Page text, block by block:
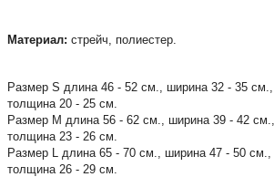
Материал: стрейч, полиестер.
Размер S длина 46 - 52 см., ширина 32 - 35 см.,
толщина 20 - 25 см.
Размер M длина 56 - 62 см., ширина 39 - 42 см.,
толщина 23 - 26 см.
Размер L длина 65 - 70 см., ширина 47 - 50 см.,
толщина 26 - 29 см.